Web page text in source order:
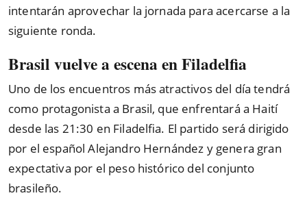
intentarán aprovechar la jornada para acercarse a la
siguiente ronda.
Brasil vuelve a escena en Filadelfia
Uno de los encuentros más atractivos del día tendrá
como protagonista a Brasil, que enfrentará a Haití
desde las 21:30 en Filadelfia. El partido será dirigido
por el español Alejandro Hernández y genera gran
expectativa por el peso histórico del conjunto
brasileño.